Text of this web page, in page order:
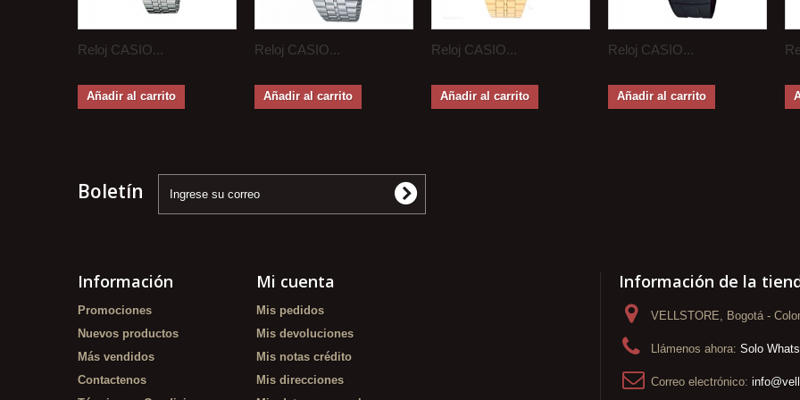
Reloj CASIO...
Añadir al carrito
Reloj CASIO...
Añadir al carrito
Reloj CASIO...
Añadir al carrito
Reloj CASIO...
Añadir al carrito
Boletín
Información
Promociones
Nuevos productos
Más vendidos
Contactenos
Mi cuenta
Mis pedidos
Mis devoluciones
Mis notas crédito
Mis direcciones
Información de la
VELLSTORE, Bogotá -
Llámenos ahora: Solo
Correo electrónico: